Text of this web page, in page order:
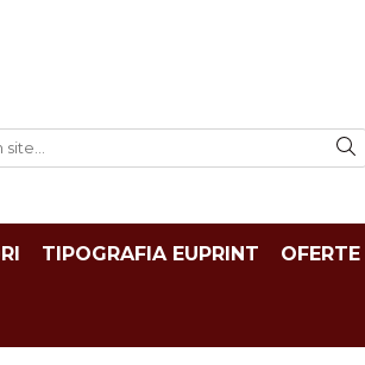
TIPOGRAFIA EUPRINT